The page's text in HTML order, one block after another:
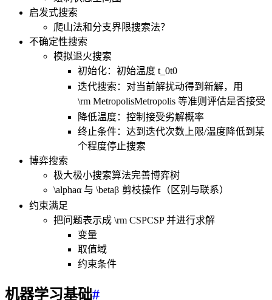
启发式搜索
爬山法和分支界限搜索法？
不确定性搜索
模拟退火搜索
初始化：初始温度 t_0t0
迭代搜索：对当前解扰动得到新解，用
\rm MetropolisMetropolis ​ 等准则评估是否接受
降低温度：控制接受劣解概率
终止条件：达到迭代次数上限/温度降低到某
个程度停止搜索
博弈搜索
极大极小搜索算法完善博弈树
\alphaα 与\betaβ 剪枝操作（区别与联系）
约束满足
把问题表示成 \rm CSPCSP并进行求解
变量
取值域
约束条件
机器学习基础#